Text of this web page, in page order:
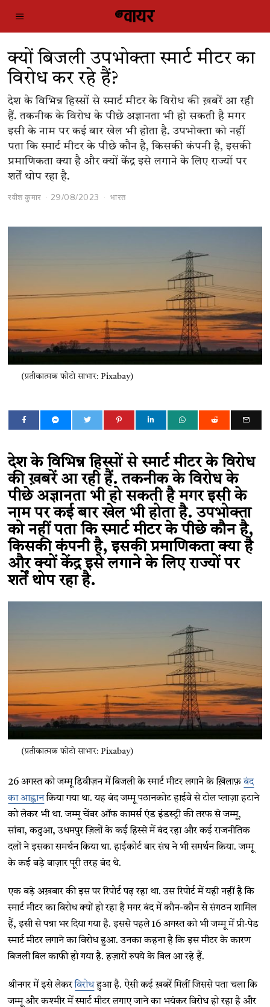
क्यों बिजली उपभोक्ता स्मार्ट मीटर का
विरोध कर रहे हैं?
देश के विभिन्न हिस्सों से स्मार्ट मीटर के विरोध की ख़बरें आ रही
हैं. तकनीक के विरोध के पीछे अज्ञानता भी हो सकती है मगर
इसी के नाम पर कई बार खेल भी होता है. उपभोक्ता को नहीं
पता कि स्मार्ट मीटर के पीछे कौन है, किसकी कंपनी है, इसकी
प्रमाणिकता क्या है और क्यों केंद्र इसे लगाने के लिए राज्यों पर
शर्तें थोप रहा है.
रवीश कुमार 29/08/2023 भारत
(प्रतीकात्मक फोटो साभार: Pixabay)
देश के विभिन्न हिस्सों से स्मार्ट मीटर के विरोध
की ख़बरें आ रही हैं. तकनीक के विरोध के
पीछे अज्ञानता भी हो सकती है मगर इसी के
नाम पर कई बार खेल भी होता है. उपभोक्ता
को नहीं पता कि स्मार्ट मीटर के पीछे कौन है,
किसकी कंपनी है, इसकी प्रमाणिकता क्या है
और क्यों केंद्र इसे लगाने के लिए राज्यों पर
शर्तें थोप रहा है.
(प्रतीकात्मक फोटो साभार: Pixabay)
26 अगस्त को जम्मू डिवीज़न में बिजली के स्मार्ट मीटर लगाने के ख़िलाफ़बंद
का आह्वानकिया गया था. यह बंद जम्मू पठानकोट हाईवे से टोल प्लाज़ा हटाने
को लेकर भी था. जम्मू चेंबर ऑफ कामर्स एंड इंडस्ट्री की तरफ से जम्मू,
सांबा, कठुआ, उधमपुर ज़िलों के कई हिस्से में बंद रहा और कई राजनीतिक
दलों ने इसका समर्थन किया था. हाईकोर्ट बार संघ ने भी समर्थन किया. जम्मू
के कई बड़े बाज़ार पूरी तरह बंद थे.
एक बड़े अख़बार की इस पर रिपोर्ट पढ़ रहा था. उस रिपोर्ट में यही नहीं है कि
स्मार्ट मीटर का विरोध क्यों हो रहा है मगर बंद में कौन-कौन से संगठन शामिल
हैं, इसी से पन्ना भर दिया गया है. इससे पहले 16 अगस्त को भी जम्मू में प्री-पेड
स्मार्ट मीटर लगाने का विरोध हुआ. उनका कहना है कि इस मीटर के कारण
बिजली बिल काफी हो गया है. हज़ारों रुपये के बिल आ रहे हैं.
श्रीनगर में इसे लेकरविरोधहुआ है. ऐसी कई ख़बरें मिलीं जिससे पता चला कि
जम्मू और कश्मीर में स्मार्ट मीटर लगाए जाने का भयंकर विरोध हो रहा है और